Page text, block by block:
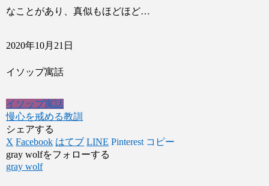
なことがあり、真似もほどほど…
2020年10月21日
イソップ寓話
イソップ寓話
慢心を戒める教訓
シェアする
X Facebook はてブ LINE Pinterest コピー
gray wolfをフォローする
gray wolf